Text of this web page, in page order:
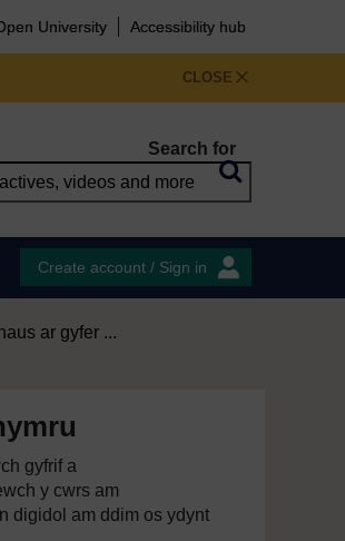
University Accessibility hub
CLOSE
Search for
Create account / Sign in
ar gyfer ...
gyfrif a
y cwrs am
digidol am ddim os ydynt